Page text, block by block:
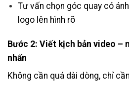
Tư vấn chọn góc quay có
logo lên hình rõ
Bước 2: Viết kịch bản video –
nhấn
Không cần quá dài dòng, chỉ